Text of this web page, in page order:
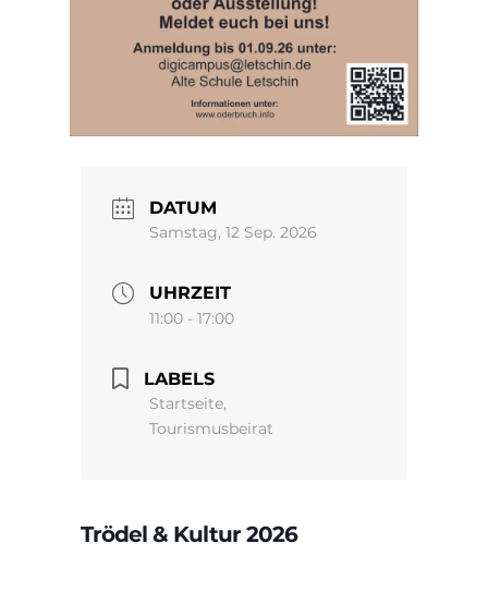
DATUM
Samstag, 12 Sep. 2026
UHRZEIT
11:00 - 17:00
LABELS
Startseite,
Tourismusbeirat
Trödel & Kultur 2026